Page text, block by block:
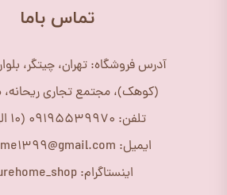
​تماس باما
آدرس فروشگاه: تهران، چیتگر،
(کوهک)، مجتمع تجاری ریحانه،
تلفن: 09195539970 (10 الی 18 )
ایمیل: purehome1399@gmail.com
اینستاگرام: purehome_shop@